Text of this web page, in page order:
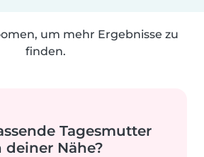
um mehr Ergebnisse zu
finden.
Tagesmutter
deiner Nähe?